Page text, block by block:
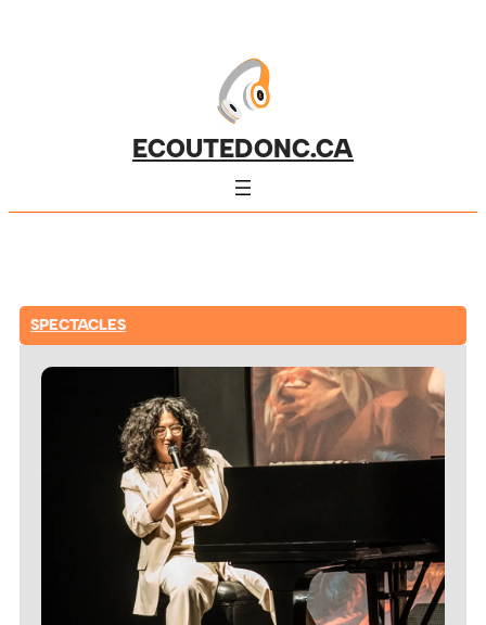
ECOUTEDONC.CA
SPECTACLES